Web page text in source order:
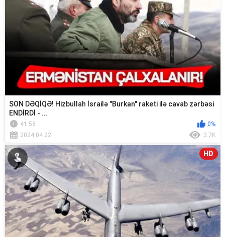
SON DƏQİQƏ! Hizbullah İsrailə "Burkan" raketi ilə cavab zərbəsi
ENDİRDİ - ...
41:58
0%
2024.04.22
2.7K
HD